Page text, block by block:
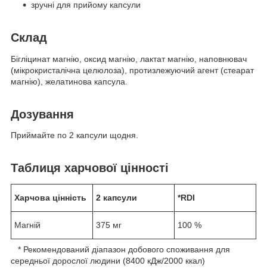
зручні для прийому капсули
Склад
Бігліцинат магнію, оксид магнію, лактат магнію, наповнювач
(мікрокристалічна целюлоза), протизлежуючий агент (стеарат
магнію), желатинова капсула.
Дозування
Приймайте по 2 капсули щодня.
Таблиця харчової цінності
Харчова цінність 2 капсули *RDI
Магній 375 мг 100 %
* Рекомендований діапазон добового споживання для
середньої дорослої людини (8400 кДж/2000 ккал)